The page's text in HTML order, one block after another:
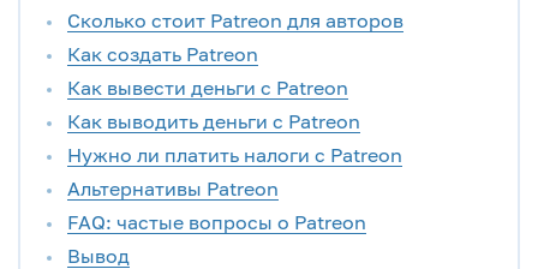
Сколько стоит Patreon для авторов
Как создать Patreon
Как вывести деньги с Patreon
Как выводить деньги с Patreon
Нужно ли платить налоги с Patreon
Альтернативы Patreon
FAQ: частые вопросы о Patreon
Вывод